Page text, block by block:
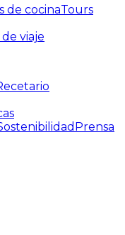
de cocinaTours
viaje
Prensa